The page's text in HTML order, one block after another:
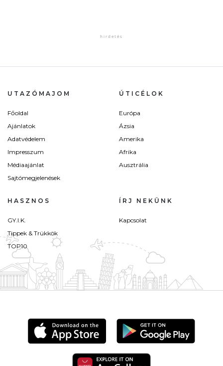
UTAZÓMAJOM
Főoldal
Ajánlatok
Adatvédelem
Impresszum
Médiaajánlat
Sajtómegjelenések
ÚTICÉLOK
Európa
Ázsia
Amerika
Afrika
Ausztrália
HASZNOS
GY.I.K.
Tippek & Trükkök
TOP10
ÍRJ NEKÜNK
Kapcsolat